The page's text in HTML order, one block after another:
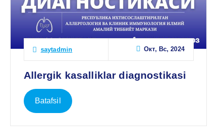
saytadmin Окт, Вс, 2024
Allergik kasalliklar diagnostikasi
Batafsil